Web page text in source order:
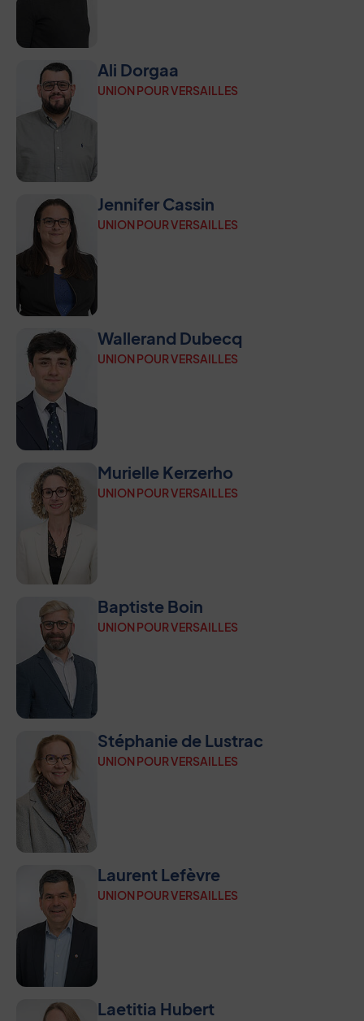
Ali Dorgaa
UNION POUR VERSAILLES
Jennifer Cassin
UNION POUR VERSAILLES
Wallerand Dubecq
UNION POUR VERSAILLES
Murielle Kerzerho
UNION POUR VERSAILLES
Baptiste Boin
UNION POUR VERSAILLES
Stéphanie de Lustrac
UNION POUR VERSAILLES
Laurent Lefèvre
UNION POUR VERSAILLES
Laetitia Hubert